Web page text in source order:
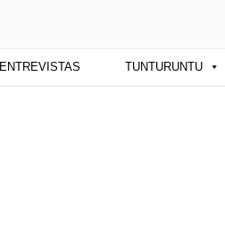
ENTREVISTAS TUNTURUNTU